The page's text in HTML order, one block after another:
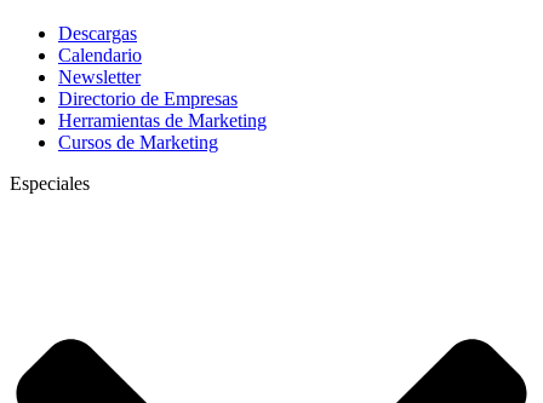
Descargas
Calendario
Newsletter
Directorio de Empresas
Herramientas de Marketing
Cursos de Marketing
Especiales